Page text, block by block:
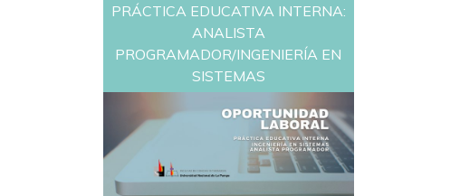
PRÁCTICA EDUCATIVA INTERNA:
ANALISTA
PROGRAMADOR/INGENIERÍA EN
SISTEMAS